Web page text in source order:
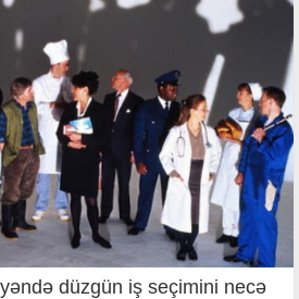
düzgün iş seçimini necə